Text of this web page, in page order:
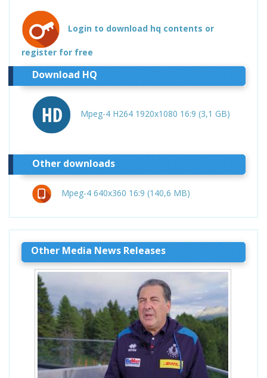
Login to download hq contents or
register for free
Download HQ
Mpeg-4 H264 1920x1080 16:9 (3,1 GB)
Other downloads
Mpeg-4 640x360 16:9 (140,6 MB)
Other Media News Releases